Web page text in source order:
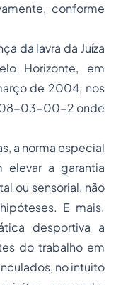
conforme
da lavra da Juíza
Horizonte, em
de 2004, nos
03-00-2 onde
a norma especial
a garantia
ou sensorial, não
E mais.
desportiva a
do trabalho em
no intuito